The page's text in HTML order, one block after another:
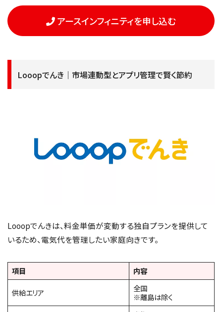
アースインフィニティを申し込む
Looopでんき｜市場連動型とアプリ管理で賢く節約
Looopでんきは、料金単価が変動する独自プランを提供して
いるため、電気代を管理したい家庭向きです。
項目 内容
供給エリア
全国
※離島は除く